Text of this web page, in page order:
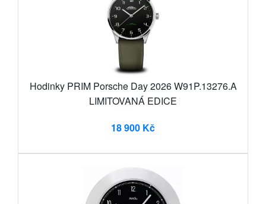
Hodinky PRIM Porsche Day 2026 W91P.13276.A
LIMITOVANÁ EDICE
18 900 Kč